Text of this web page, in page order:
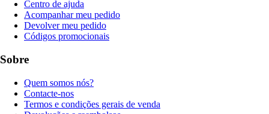
Centro de ajuda
Acompanhar meu pedido
Devolver meu pedido
Códigos promocionais
Sobre
Quem somos nós?
Contacte-nos
Termos e condições gerais de venda